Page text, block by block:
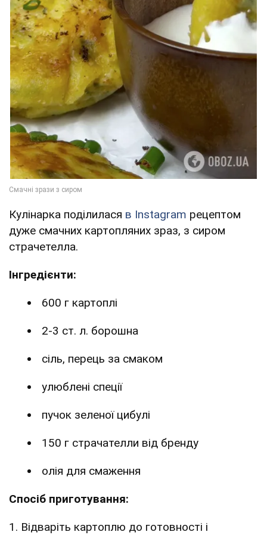
Кулінарка поділилася в Instagram рецептом
дуже смачних картопляних зраз, з сиром
страчетелла.
Інгредієнти:
600 г картоплі
2-3 ст. л. борошна
сіль, перець за смаком
улюблені спеції
пучок зеленої цибулі
150 г страчателли від бренду
олія для смаження
Спосіб приготування:
1. Відваріть картоплю до готовності і